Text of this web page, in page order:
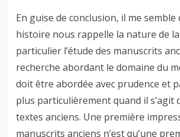
En guise de conclusion, il me
histoire nous rappelle la nature de
particulier l’étude des manuscrits
recherche abordant le domaine du
doit être abordée avec prudence et
plus particulièrement quand il s’agit
textes anciens. Une première
manuscrits anciens n’est qu’une